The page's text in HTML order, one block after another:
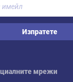
Изпратете
мрежи